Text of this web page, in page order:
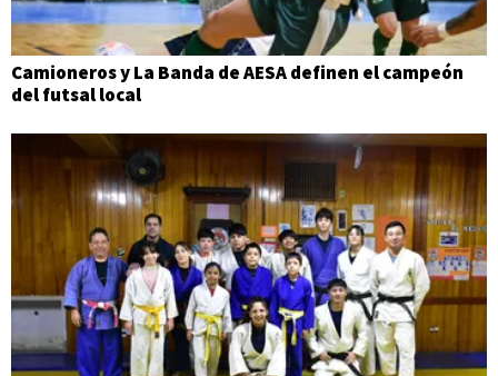
Camioneros y La Banda de AESA definen el campeón
del futsal local